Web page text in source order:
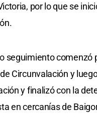
por lo que se
seguimiento comenzó
Circunvalación y
y finalizó con la
en cercanías de